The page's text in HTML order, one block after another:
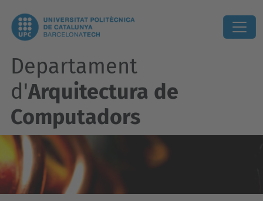
Departament
d'Arquitectura de
Computadors